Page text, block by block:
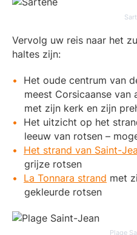
Vervolg uw reis naar het
haltes zijn:
Het oude centrum van
meest Corsicaanse van
met zijn kerk en zijn
Het uitzicht op het
leeuw van rotsen –
Het strand van Saint-
grijze rotsen
La Tonnara strand met
gekleurde rotsen
Plage